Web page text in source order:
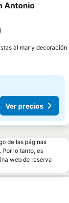
Antonio
al mar y decoración
Ver precios
de las páginas
Por lo tanto, es
web de reserva